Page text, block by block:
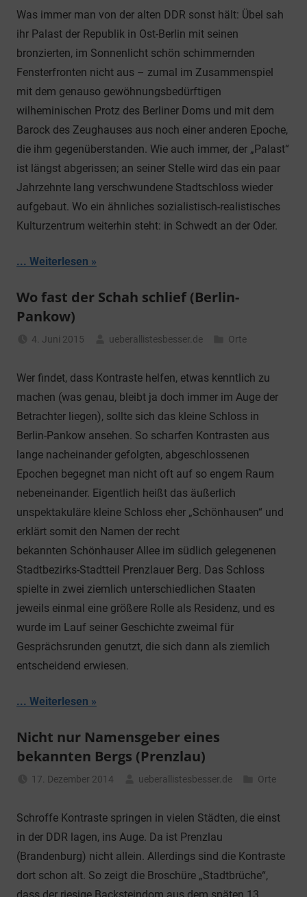
Was immer man von der alten DDR sonst hält: Übel sah
ihr Palast der Republik in Ost-Berlin mit seinen
bronzierten, im Sonnenlicht schön schimmernden
Fensterfronten nicht aus – zumal im Zusammenspiel
mit dem genauso gewöhnungsbedürftigen
wilheminischen Protz des Berliner Doms und mit dem
Barock des Zeughauses aus noch einer anderen Epoche,
die ihm gegenüberstanden. Wie auch immer, der „Palast“
ist längst abgerissen; an seiner Stelle wird das ein paar
Jahrzehnte lang verschwundene Stadtschloss wieder
aufgebaut. Wo ein ähnliches sozialistisch-realistisches
Kulturzentrum weiterhin steht: in Schwedt an der Oder.
... Weiterlesen
Wo fast der Schah schlief (Berlin-
Pankow)
4. Juni 2015 ueberallistesbesser.de Orte
Wer findet, dass Kontraste helfen, etwas kenntlich zu
machen (was genau, bleibt ja doch immer im Auge der
Betrachter liegen), sollte sich das kleine Schloss in
Berlin-Pankow ansehen. So scharfen Kontrasten aus
lange nacheinander gefolgten, abgeschlossenen
Epochen begegnet man nicht oft auf so engem Raum
nebeneinander. Eigentlich heißt das äußerlich
unspektakuläre kleine Schloss eher „Schönhausen“ und
erklärt somit den Namen der recht
bekannten Schönhauser Allee im südlich gelegenenen
Stadtbezirks-Stadtteil Prenzlauer Berg. Das Schloss
spielte in zwei ziemlich unterschiedlichen Staaten
jeweils einmal eine größere Rolle als Residenz, und es
wurde im Lauf seiner Geschichte zweimal für
Gesprächsrunden genutzt, die sich dann als ziemlich
entscheidend erwiesen.
... Weiterlesen
Nicht nur Namensgeber eines
bekannten Bergs (Prenzlau)
17. Dezember 2014 ueberallistesbesser.de Orte
Schroffe Kontraste springen in vielen Städten, die einst
in der DDR lagen, ins Auge. Da ist Prenzlau
(Brandenburg) nicht allein. Allerdings sind die Kontraste
dort schon alt. So zeigt die Broschüre „Stadtbrüche“,